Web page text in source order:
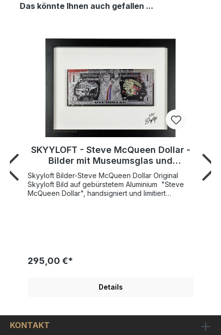
Das könnte Ihnen auch gefallen ...
SKYYLOFT - Steve McQueen Dollar -
Bilder mit Museumsglas und
Bilderrahmen
Skyyloft Bilder-Steve McQueen Dollar Original
Skyyloft Bild auf gebürstetem Aluminium "Steve
McQueen Dollar", handsigniert und limitiert
Museumsglas enthalten. Ein original Skyyloft
Filmschauspielers Steve McQueen und Rennsport
Fans.Der "Skyyloft Steve McQueen Dollar" ist auf
ein sehr schöner Kontrast zwischen
chromglänzenden unbedruckten Bildstellen und
295,00 €*
Details
KONTAKT